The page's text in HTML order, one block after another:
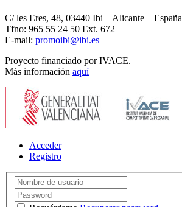
C/ les Eres, 48, 03440 Ibi – Alicante – España
Tfno: 965 55 24 50 Ext. 672
E-mail: promoibi@ibi.es
Proyecto financiado por IVACE.
Más información aquí
Acceder
Registro